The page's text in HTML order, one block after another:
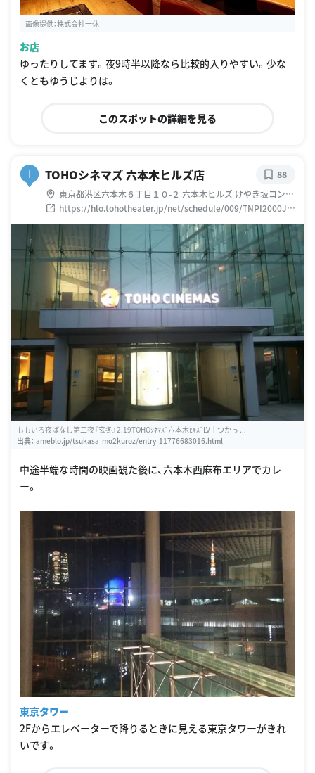
画像提供：株式会社一休
お店
ゆったりしてます。夜9時半以降なら比較的入りやすい。少な
くともゆうじよりは。
このスポットの詳細を見る
I TOHOシネマズ 六本木ヒルズ店
東京都港区六本木６丁目１０-２ 六本木ヒルズ けやき坂コンプ
レックス
https://hlo.tohotheater.jp/net/schedule/009/TNPI2000J0
1.do
88
ももいろ夜ばなし第二夜『玄冬』2.19TOHOｼﾈﾏｽﾞ六本木ﾋﾙｽﾞLV｜つかっ ...
出典： ameblo.jp/tsukasa-mo2kuroz/entry-11776683016.html
中途半端な時間の映画観た後に、六本木西麻布エリアでカレ
ー。
東京タワー
2Fからエレベーターで降りるときに見える東京タワーがきれ
いです。